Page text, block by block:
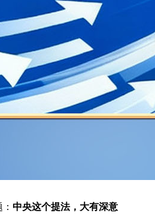
中央这个提法，大有深意